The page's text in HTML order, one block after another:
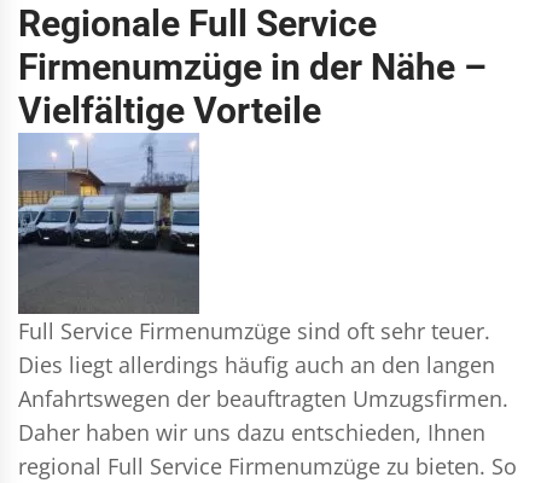
Regionale Full Service
Firmenumzüge in der Nähe –
Vielfältige Vorteile
Full Service Firmenumzüge sind oft sehr teuer.
Dies liegt allerdings häufig auch an den langen
Anfahrtswegen der beauftragten Umzugsfirmen.
Daher haben wir uns dazu entschieden, Ihnen
regional Full Service Firmenumzüge zu bieten. So